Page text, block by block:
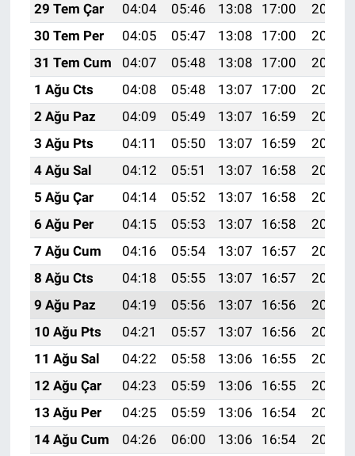
29 Tem Çar
04:04 05:46 13:08 17:00
20:20
30 Tem Per
04:05 05:47 13:08 17:00
20:19
31 Tem Cum
04:07 05:48 13:08 17:00
20:18
1 Ağu Cts
04:08 05:48 13:07 17:00
20:17
2 Ağu Paz
04:09 05:49 13:07 16:59
20:16
3 Ağu Pts
04:11 05:50 13:07 16:59
20:14
4 Ağu Sal
04:12 05:51 13:07 16:58
20:13
5 Ağu Çar
04:14 05:52 13:07 16:58
20:12
6 Ağu Per
04:15 05:53 13:07 16:58
20:11
7 Ağu Cum
04:16 05:54 13:07 16:57
20:10
8 Ağu Cts
04:18 05:55 13:07 16:57
20:09
9 Ağu Paz
04:19 05:56 13:07 16:56
20:08
10 Ağu Pts
04:21 05:57 13:07 16:56
20:06
11 Ağu Sal
04:22 05:58 13:06 16:55
20:05
12 Ağu Çar
04:23 05:59 13:06 16:55
20:04
13 Ağu Per
04:25 05:59 13:06 16:54
20:03
14 Ağu Cum
04:26 06:00 13:06 16:54
20:01